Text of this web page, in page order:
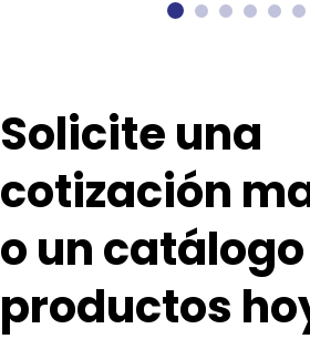
Solicite una
cotización
o un
productos